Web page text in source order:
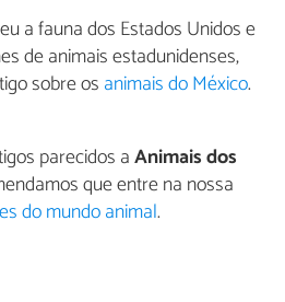
a fauna dos Estados Unidos e
de animais estadunidenses,
sobre os animais do México.
parecidos aAnimais dos
que entre na nossa
do mundo animal.